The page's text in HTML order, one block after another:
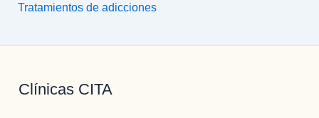
Tratamientos de adicciones
Clínicas CITA